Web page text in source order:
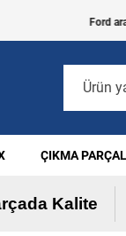
Ford
ÇIKMA
Kalite